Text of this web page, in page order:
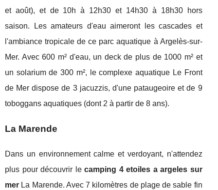
et août), et de 10h à 12h30 et 14h30 à 18h30 hors
saison. Les amateurs d'eau aimeront les cascades et
l'ambiance tropicale de ce parc aquatique à Argelès-sur-
Mer. Avec 600 m² d'eau, un deck de plus de 1000 m² et
un solarium de 300 m², le complexe aquatique Le Front
de Mer dispose de 3 jacuzzis, d'une pataugeoire et de 9
toboggans aquatiques (dont 2 à partir de 8 ans).
La Marende
Dans un environnement calme et verdoyant, n'attendez
plus pour découvrir lecamping 4 etoiles a argeles sur
mer La Marende. Avec 7 kilomètres de plage de sable fin